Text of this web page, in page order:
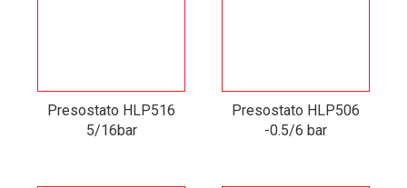
Presostato HLP516
5/16bar
Presostato HLP506
-0.5/6 bar